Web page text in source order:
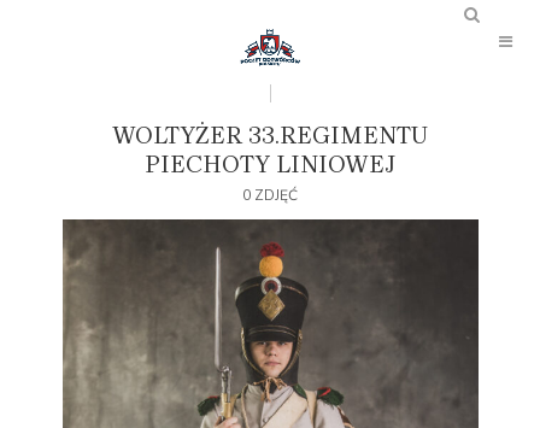
WOLTYŻER 33.REGIMENTU
PIECHOTY LINIOWEJ
0 ZDJĘĆ